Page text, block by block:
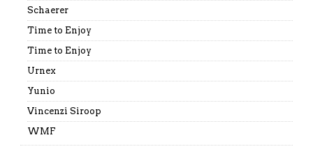
Schaerer
Time to Enjoy
Time to Enjoy
Urnex
Yunio
Vincenzi Siroop
WMF